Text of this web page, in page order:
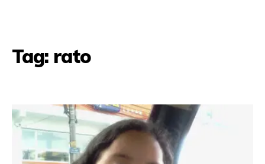
Tag: rato